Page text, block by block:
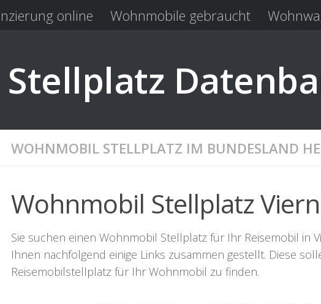
online Wohnmobile gebraucht
WOHNMOBIL STELLPLATZ IM BUNDESLAND
Wohnmobil Stellplatz
Sie suchen einen Wohnmobil Stellplatz für Ihr Reisemobil in
Ihnen nachfolgend einige Links zusammen gestellt. Diese
Reisemobilstellplatz für Ihr Wohnmobil zu finden.